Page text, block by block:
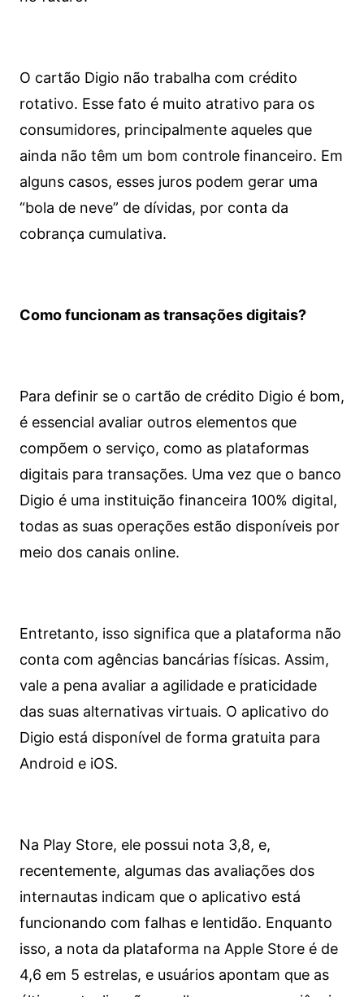
O cartão Digio não trabalha com crédito
rotativo. Esse fato é muito atrativo para os
consumidores, principalmente aqueles que
ainda não têm um bom controle financeiro. Em
alguns casos, esses juros podem gerar uma
“bola de neve” de dívidas, por conta da
cobrança cumulativa.
Como funcionam as transações digitais?
Para definir se o cartão de crédito Digio é bom,
é essencial avaliar outros elementos que
compõem o serviço, como as plataformas
digitais para transações. Uma vez que o banco
Digio é uma instituição financeira 100% digital,
todas as suas operações estão disponíveis por
meio dos canais online.
Entretanto, isso significa que a plataforma não
conta com agências bancárias físicas. Assim,
vale a pena avaliar a agilidade e praticidade
das suas alternativas virtuais. O aplicativo do
Digio está disponível de forma gratuita para
Android e iOS.
Na Play Store, ele possui nota 3,8, e,
recentemente, algumas das avaliações dos
internautas indicam que o aplicativo está
funcionando com falhas e lentidão. Enquanto
isso, a nota da plataforma na Apple Store é de
4,6 em 5 estrelas, e usuários apontam que as